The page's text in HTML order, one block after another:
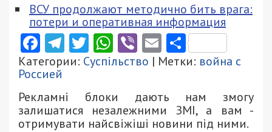
ВСУ продолжают методично бить врага:
потери и оперативная информация
Facebook
Telegram
Twitter
WhatsApp
ViberEmail
Категории: Суспільство | Метки: война с
Россией
Рекламні блоки дають нам змогу
залишатися незалежними ЗМІ, а вам -
отримувати найсвіжіші новини під ними.